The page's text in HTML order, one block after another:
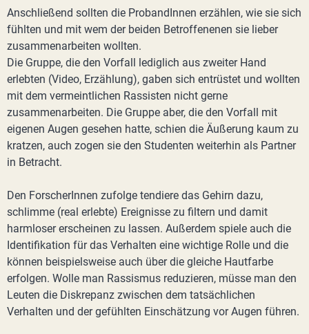
Anschließend sollten die ProbandInnen erzählen, wie sie sich
fühlten und mit wem der beiden Betroffenenen sie lieber
zusammenarbeiten wollten.
Die Gruppe, die den Vorfall lediglich aus zweiter Hand
erlebten (Video, Erzählung), gaben sich entrüstet und wollten
mit dem vermeintlichen Rassisten nicht gerne
zusammenarbeiten. Die Gruppe aber, die den Vorfall mit
eigenen Augen gesehen hatte, schien die Äußerung kaum zu
kratzen, auch zogen sie den Studenten weiterhin als Partner
in Betracht.
Den ForscherInnen zufolge tendiere das Gehirn dazu,
schlimme (real erlebte) Ereignisse zu filtern und damit
harmloser erscheinen zu lassen. Außerdem spiele auch die
Identifikation für das Verhalten eine wichtige Rolle und die
können beispielsweise auch über die gleiche Hautfarbe
erfolgen. Wolle man Rassismus reduzieren, müsse man den
Leuten die Diskrepanz zwischen dem tatsächlichen
Verhalten und der gefühlten Einschätzung vor Augen führen.